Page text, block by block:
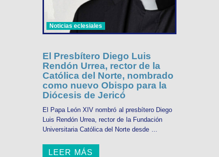
Noticias eclesiales
El Presbítero Diego Luis
Rendón Urrea, rector de la
Católica del Norte, nombrado
como nuevo Obispo para la
Diócesis de Jericó
El Papa León XIV nombró al presbítero Diego
Luis Rendón Urrea, rector de la Fundación
Universitaria Católica del Norte desde ...
LEER MÁS